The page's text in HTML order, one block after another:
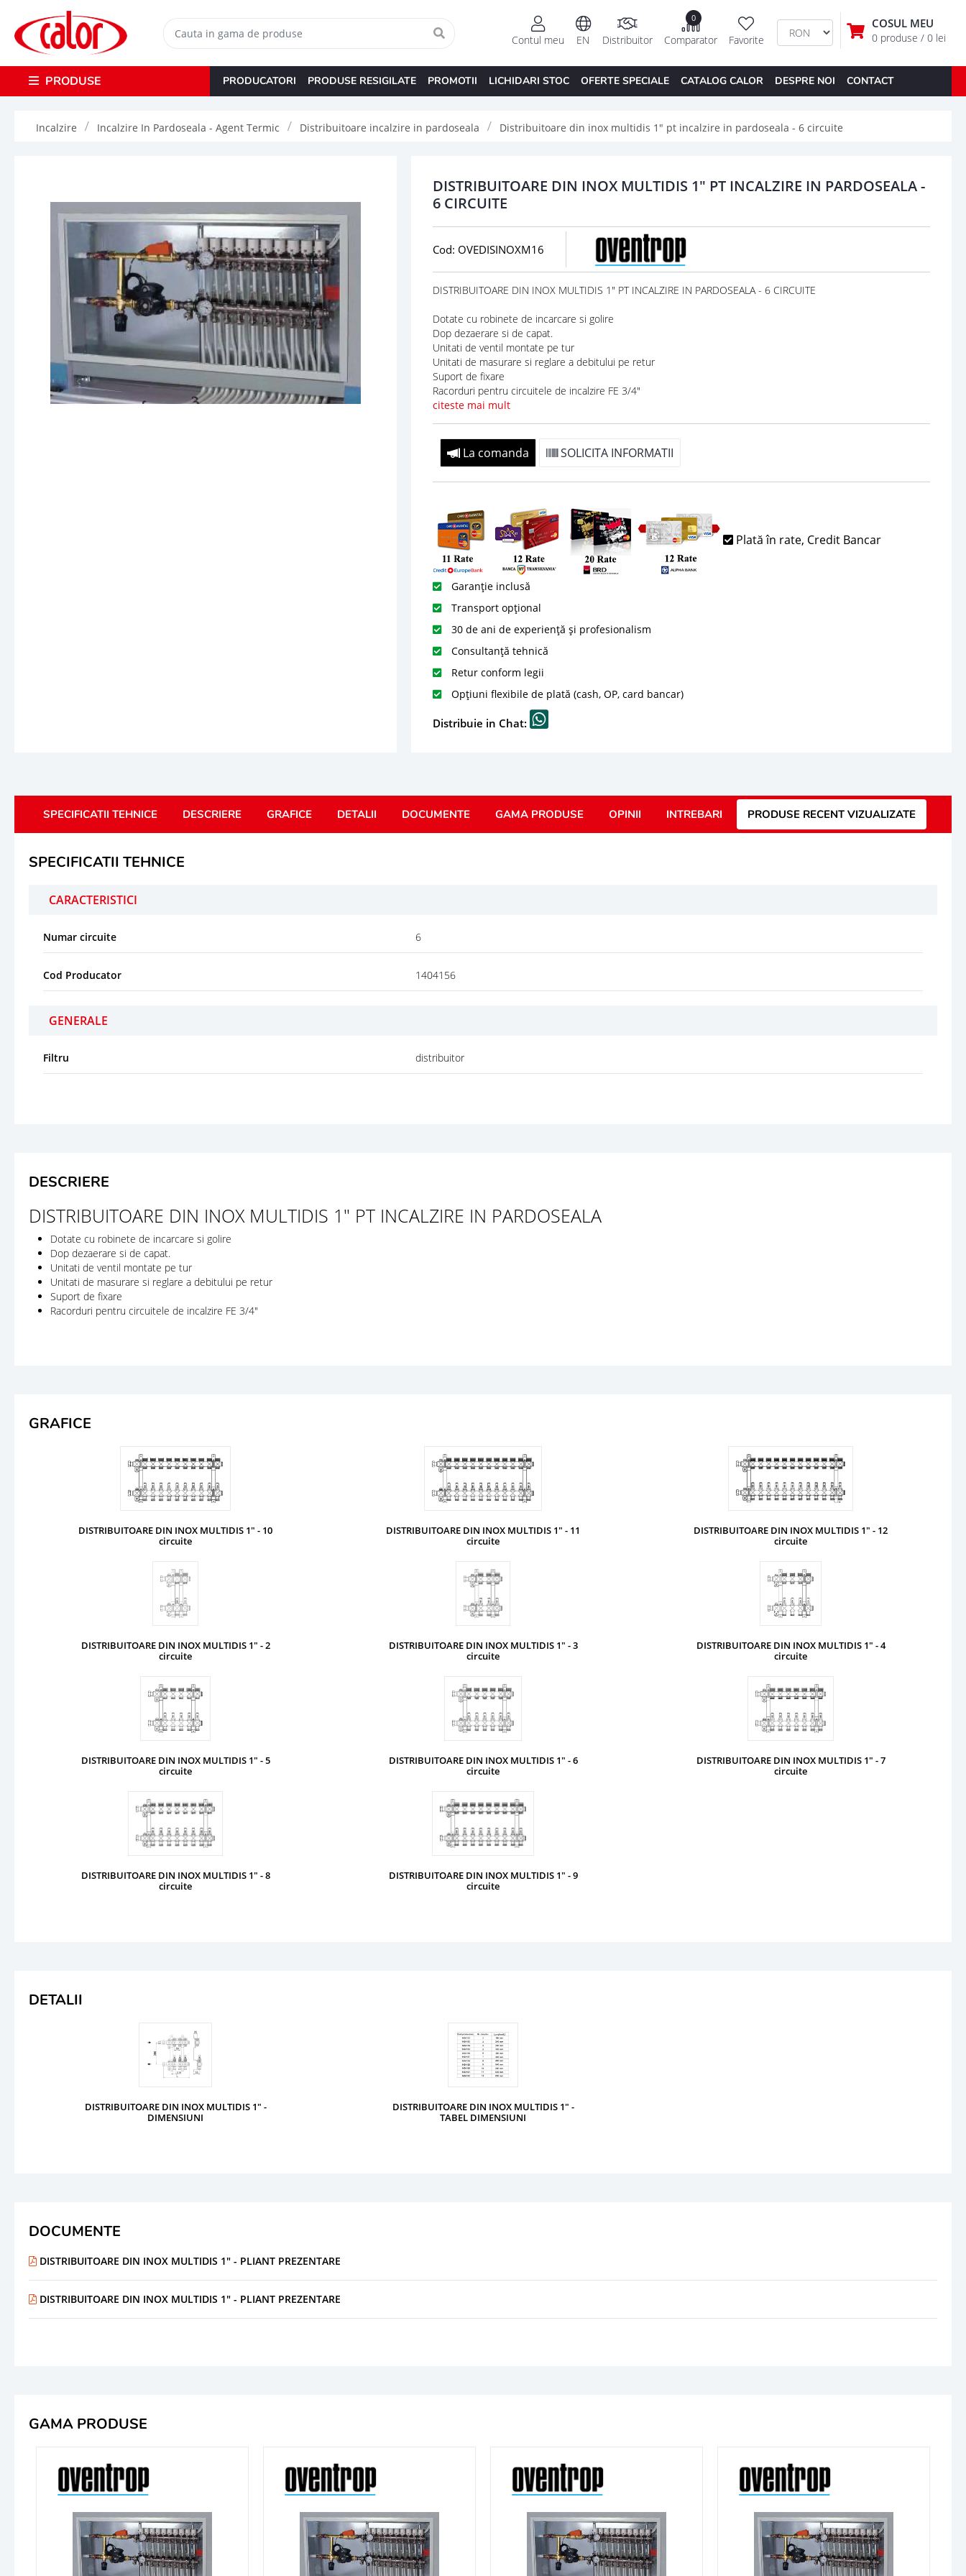
COSUL MEU
0 produse / 0 lei
Favorite
0
Comparator
Distribuitor
EN
Contul meu
PRODUSE PRODUCATORI PRODUSE RESIGILATE PROMOTII LICHIDARI STOC OFERTE SPECIALE CATALOG CALOR DESPRE NOI CONTACT
Incalzire Incalzire In Pardoseala - Agent Termic Distribuitoare incalzire in pardoseala Distribuitoare din inox multidis 1" pt incalzire in pardoseala - 6 circuite
DISTRIBUITOARE DIN INOX MULTIDIS 1" PT INCALZIRE IN PARDOSEALA -
6 CIRCUITE
Cod: OVEDISINOXM16
DISTRIBUITOARE DIN INOX MULTIDIS 1" PT INCALZIRE IN PARDOSEALA - 6 CIRCUITE
Dotate cu robinete de incarcare si golire
Dop dezaerare si de capat.
Unitati de ventil montate pe tur
Unitati de masurare si reglare a debitului pe retur
Suport de fixare
Racorduri pentru circuitele de incalzire FE 3/4"
citeste mai mult
La comanda SOLICITA INFORMATII
Plată în rate, Credit Bancar
Garanție inclusă
Transport opțional
30 de ani de experiență și profesionalism
Consultanță tehnică
Retur conform legii
Opțiuni flexibile de plată (cash, OP, card bancar)
Distribuie in Chat:
SPECIFICATII TEHNICE DESCRIERE GRAFICE DETALII DOCUMENTE GAMA PRODUSE OPINII INTREBARI PRODUSE RECENT VIZUALIZATE
SPECIFICATII TEHNICE
CARACTERISTICI
Numar circuite 6
Cod Producator 1404156
GENERALE
Filtru distribuitor
DESCRIERE
DISTRIBUITOARE DIN INOX MULTIDIS 1" PT INCALZIRE IN PARDOSEALA
Dotate cu robinete de incarcare si golire
Dop dezaerare si de capat.
Unitati de ventil montate pe tur
Unitati de masurare si reglare a debitului pe retur
Suport de fixare
Racorduri pentru circuitele de incalzire FE 3/4"
GRAFICE
DISTRIBUITOARE DIN INOX MULTIDIS 1" - 10
circuite
DISTRIBUITOARE DIN INOX MULTIDIS 1" - 11
circuite
DISTRIBUITOARE DIN INOX MULTIDIS 1" - 12
circuite
DISTRIBUITOARE DIN INOX MULTIDIS 1" - 2
circuite
DISTRIBUITOARE DIN INOX MULTIDIS 1" - 3
circuite
DISTRIBUITOARE DIN INOX MULTIDIS 1" - 4
circuite
DISTRIBUITOARE DIN INOX MULTIDIS 1" - 5
circuite
DISTRIBUITOARE DIN INOX MULTIDIS 1" - 6
circuite
DISTRIBUITOARE DIN INOX MULTIDIS 1" - 7
circuite
DISTRIBUITOARE DIN INOX MULTIDIS 1" - 8
circuite
DISTRIBUITOARE DIN INOX MULTIDIS 1" - 9
circuite
DETALII
DISTRIBUITOARE DIN INOX MULTIDIS 1" -
DIMENSIUNI
DISTRIBUITOARE DIN INOX MULTIDIS 1" -
TABEL DIMENSIUNI
DOCUMENTE
DISTRIBUITOARE DIN INOX MULTIDIS 1" - PLIANT PREZENTARE
DISTRIBUITOARE DIN INOX MULTIDIS 1" - PLIANT PREZENTARE
GAMA PRODUSE